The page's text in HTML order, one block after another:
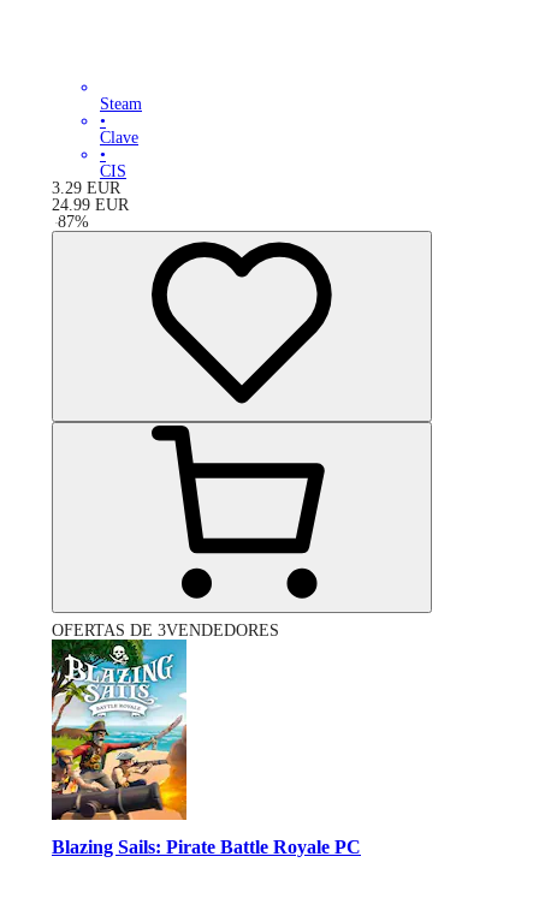
Steam
•
Clave
•
CIS
3.29 EUR
24.99 EUR
-87%
OFERTAS DE 3VENDEDORES
Blazing Sails: Pirate Battle Royale PC